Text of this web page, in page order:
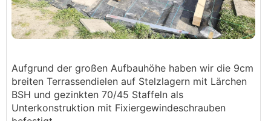
Aufgrund der großen Aufbauhöhe haben wir die 9cm
breiten Terrassendielen auf Stelzlagern mit Lärchen
BSH und gezinkten 70/45 Staffeln als
Unterkonstruktion mit Fixiergewindeschrauben